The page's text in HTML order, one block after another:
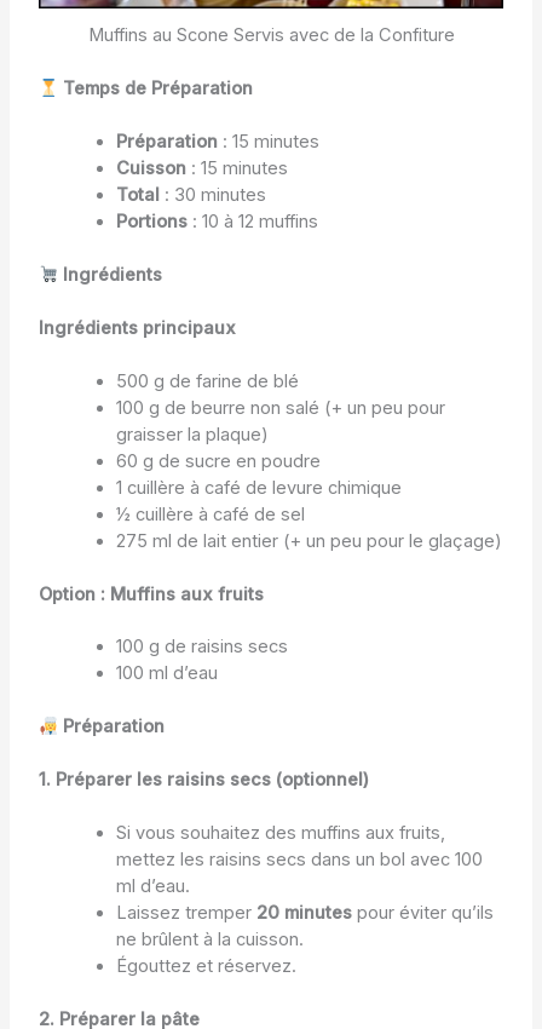
Muffins au Scone Servis avec de la Confiture
Temps de Préparation
Préparation: 15 minutes
Cuisson: 15 minutes
Total : 30 minutes
Portions: 10 à 12 muffins
Ingrédients
Ingrédients principaux
500 g de farine de blé
100 g de beurre non salé (+ un peu pour
graisser la plaque)
60 g de sucre en poudre
1 cuillère à café de levure chimique
½ cuillère à café de sel
275 ml de lait entier (+ un peu pour le glaçage)
Option : Muffins aux fruits
100 g de raisins secs
100 ml d’eau
Préparation
1. Préparer les raisins secs (optionnel)
Si vous souhaitez des muffins aux fruits,
mettez les raisins secs dans un bol avec 100
ml d’eau.
Laissez tremper 20 minutespour éviter qu’ils
ne brûlent à la cuisson.
Égouttez et réservez.
2. Préparer la pâte